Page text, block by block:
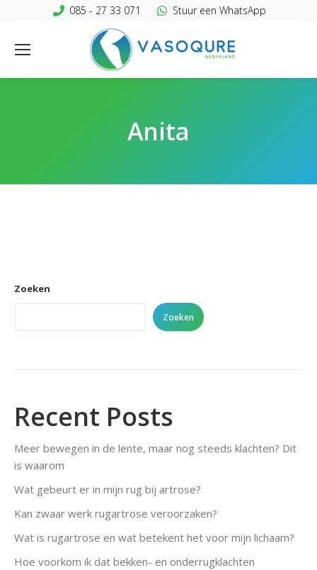
085 - 27 33 071 Stuur een WhatsApp
Anita
Zoeken
Zoeken
Recent Posts
Meer bewegen in de lente, maar nog steeds klachten? Dit
is waarom
Wat gebeurt er in mijn rug bij artrose?
Kan zwaar werk rugartrose veroorzaken?
Wat is rugartrose en wat betekent het voor mijn lichaam?
Hoe voorkom ik dat bekken- en onderrugklachten